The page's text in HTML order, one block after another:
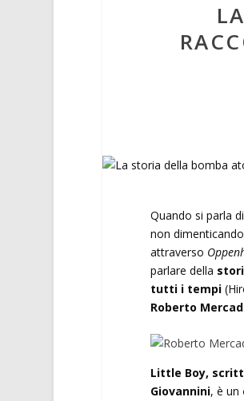
Quando si parla
non
attraverso
parlare della
tutti i tempi
Roberto
Little Boy,
Giovannini, è un